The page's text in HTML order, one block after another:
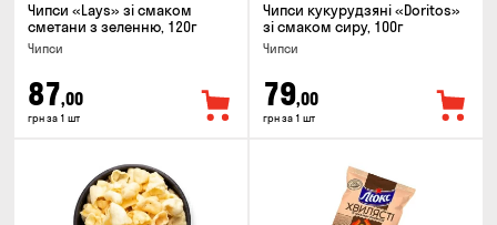
Чипси «Lays» зі смаком
сметани з зеленню, 120г
Чипси
87,00
грн за 1 шт
Чипси кукурудзяні «Doritos»
зі смаком сиру, 100г
Чипси
79,00
грн за 1 шт